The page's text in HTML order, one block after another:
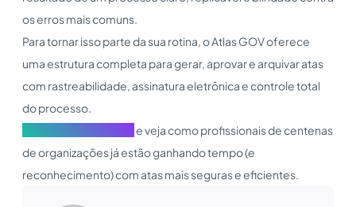
os erros mais comuns.
Para tornar isso parte da sua rotina, o Atlas GOV oferece
uma estrutura completa para gerar, aprovar e arquivar atas
com rastreabilidade, assinatura eletrônica e controle total
do processo.
e veja como profissionais de centenas
de organizações já estão ganhando tempo (e
reconhecimento) com atas mais seguras e eficientes.